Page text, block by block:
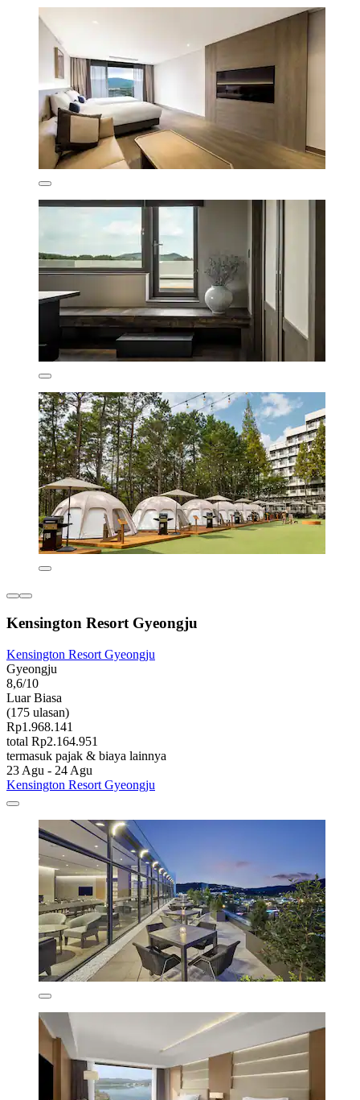
Kensington Resort Gyeongju
Kensington Resort Gyeongju
Gyeongju
8,6/10
Luar Biasa
(175 ulasan)
Rp1.968.141
total Rp2.164.951
termasuk pajak & biaya lainnya
23 Agu - 24 Agu
Kensington Resort Gyeongju